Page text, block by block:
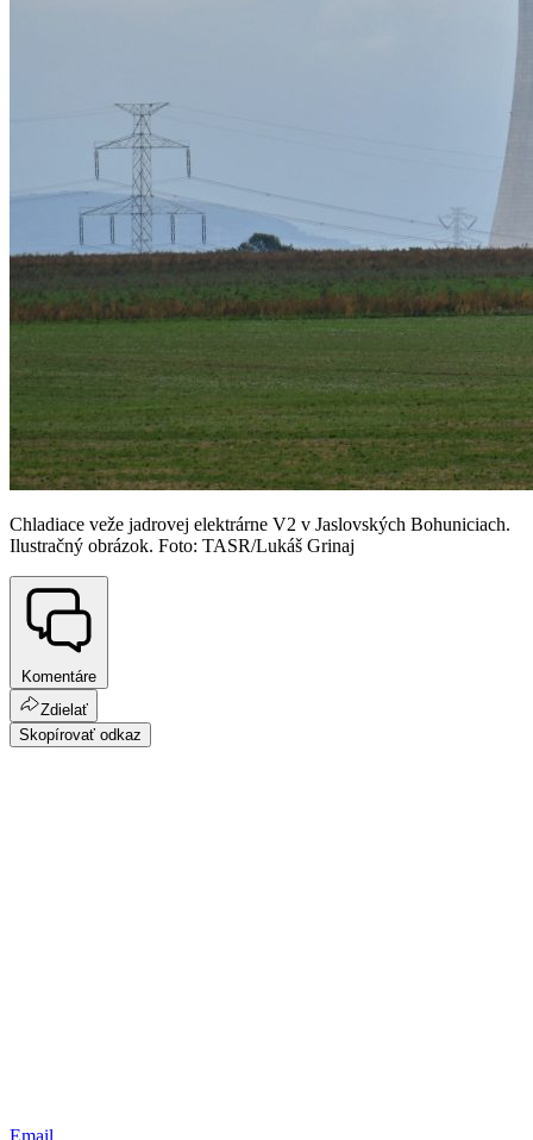
Chladiace veže jadrovej elektrárne V2 v Jaslovských Bohuniciach.
Ilustračný obrázok. Foto: TASR/Lukáš Grinaj
Komentáre
Zdielať
Skopírovať odkaz